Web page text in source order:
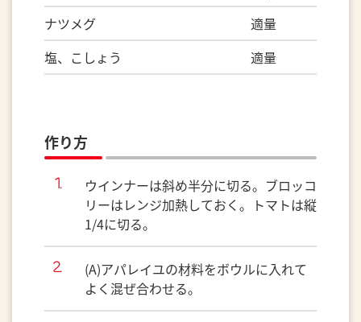
ナツメグ 適量
塩、こしょう 適量
作り方
ウインナーは斜め半分に切る。ブロッコ
リーはレンジ加熱しておく。トマトは縦
1/4に切る。
(A)アパレイユの材料をボウルに入れて
よく混ぜ合わせる。